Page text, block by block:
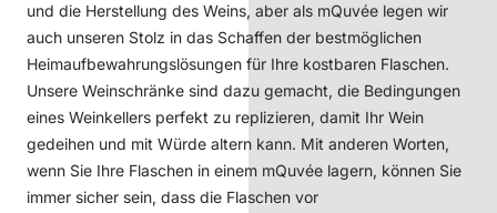
und die Herstellung des Weins, aber als mQuvée legen wir
auch unseren Stolz in das Schaffen der bestmöglichen
Heimaufbewahrungslösungen für Ihre kostbaren Flaschen.
Unsere Weinschränke sind dazu gemacht, die Bedingungen
eines Weinkellers perfekt zu replizieren, damit Ihr Wein
gedeihen und mit Würde altern kann. Mit anderen Worten,
wenn Sie Ihre Flaschen in einem mQuvée lagern, können Sie
immer sicher sein, dass die Flaschen vor